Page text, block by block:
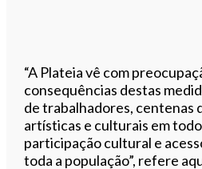
“A Plateia vê com
consequências destas
de trabalhadores, centenas
artísticas e culturais em todo
participação cultural e
toda a população”, refere